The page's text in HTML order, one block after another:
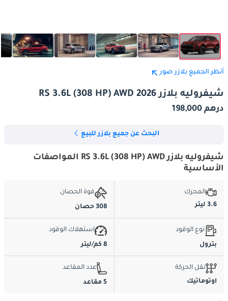
أنظر الجميع بلازر صور
شيفروليه بلازر RS 3.6L (308 HP) AWD 2026
درهم 198,000
البحث عن جميع بلازر للبيع
شيفروليه بلازر RS 3.6L (308 HP) AWD المواصفات
الأساسية
المحرك
3.6 ليتر
قوة الحصان
308 حصان
نوع الوقود
بترول
استهلاك الوقود
8 كم/ليتر
نقل الحركة
اوتوماتيك
عدد المقاعد
5 مقاعد